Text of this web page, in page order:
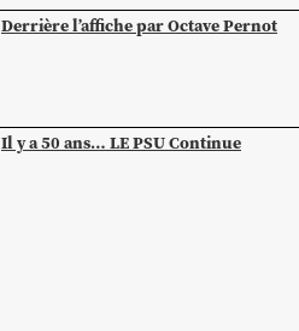
Derrière l’affiche par Octave Pernot
Il y a 50 ans… LE PSU Continue